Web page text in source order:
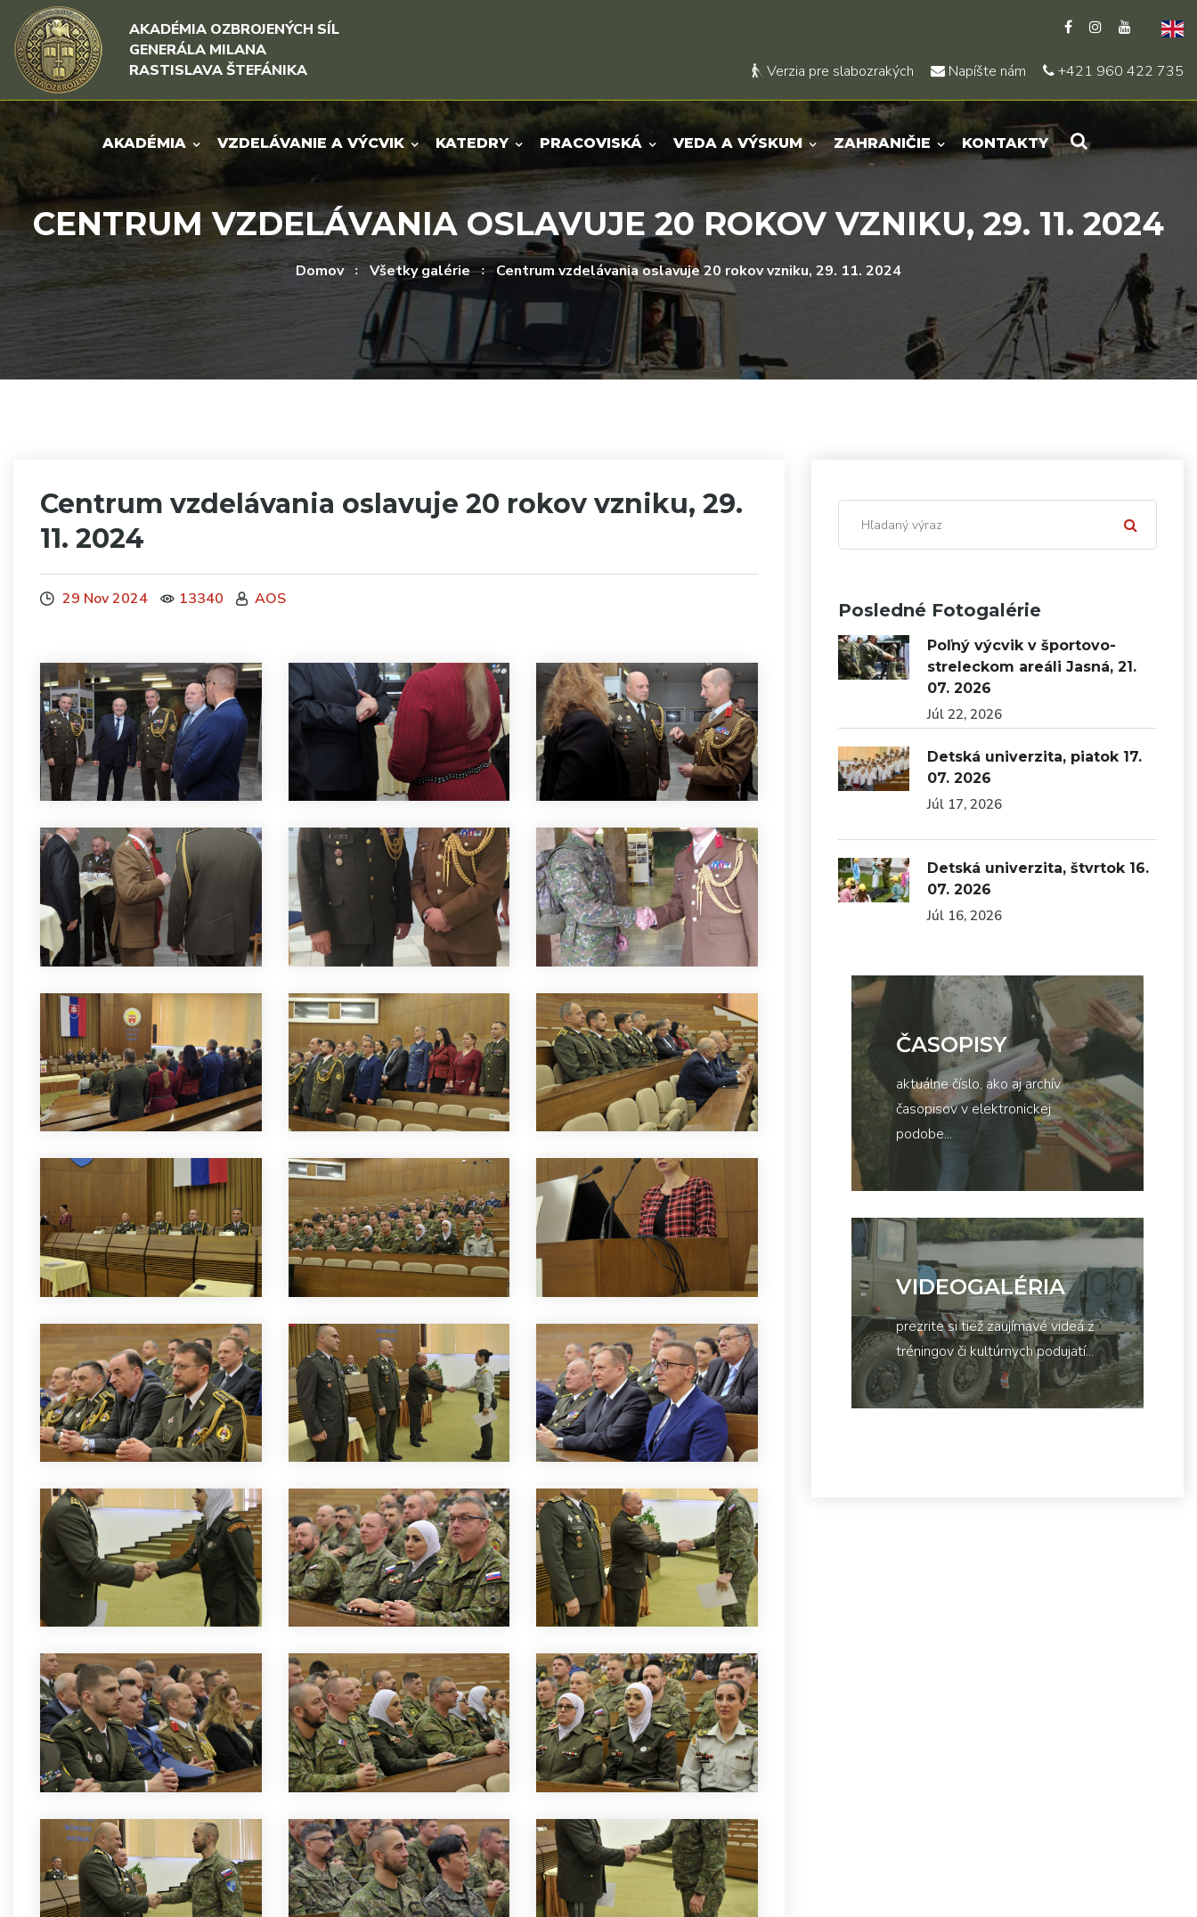
Rovno na obsah
Rovno na menu
AKADÉMIA OZBROJENÝCH SÍL
GENERÁLA MILANA
RASTISLAVA ŠTEFÁNIKA
Verzia pre slabozrakých Napíšte nám +421 960 422 735
AKADÉMIA VZDELÁVANIE A VÝCVIK KATEDRY PRACOVISKÁ VEDA A VÝSKUM ZAHRANIČIE KONTAKTY
CENTRUM VZDELÁVANIA OSLAVUJE 20 ROKOV VZNIKU, 29. 11. 2024
Domov Všetky galérie Centrum vzdelávania oslavuje 20 rokov vzniku, 29. 11. 2024
Centrum vzdelávania oslavuje 20 rokov vzniku, 29.
11. 2024
29 Nov 2024 13340 AOS
Posledné Fotogalérie
Poľný výcvik v športovo-
streleckom areáli Jasná, 21.
07. 2026
Júl 22, 2026
Detská univerzita, piatok 17.
07. 2026
Júl 17, 2026
Detská univerzita, štvrtok 16.
07. 2026
Júl 16, 2026
ČASOPISY
aktuálne číslo, ako aj archív
časopisov v elektronickej
podobe...
VIDEOGALÉRIA
prezrite si tiež zaujímavé videá z
tréningov či kultúrnych podujatí...